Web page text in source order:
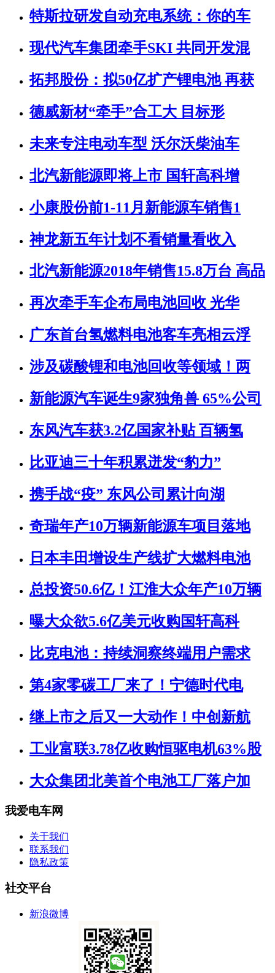
特斯拉研发自动充电系统：你的车
现代汽车集团牵手SKI 共同开发混
拓邦股份：拟50亿扩产锂电池 再获
德威新材“牵手”合工大 目标形
未来专注电动车型 沃尔沃柴油车
北汽新能源即将上市 国轩高科增
小康股份前1-11月新能源车销售1
神龙新五年计划不看销量看收入
北汽新能源2018年销售15.8万台 高品
再次牵手车企布局电池回收 光华
广东首台氢燃料电池客车亮相云浮
涉及碳酸锂和电池回收等领域！两
新能源汽车诞生9家独角兽 65%公司
东风汽车获3.2亿国家补贴 百辆氢
比亚迪三十年积累迸发“豹力”
携手战“疫” 东风公司累计向湖
奇瑞年产10万辆新能源车项目落地
日本丰田增设生产线扩大燃料电池
总投资50.6亿！江淮大众年产10万辆
曝大众欲5.6亿美元收购国轩高科
比克电池：持续洞察终端用户需求
第4家零碳工厂来了！宁德时代电
继上市之后又一大动作！中创新航
工业富联3.78亿收购恒驱电机63%股
大众集团北美首个电池工厂落户加
我爱电车网
关于我们
联系我们
隐私政策
社交平台
新浪微博